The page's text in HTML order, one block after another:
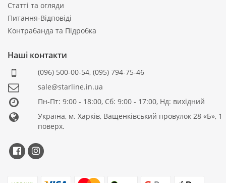
Статті та огляди
Питання-Відповіді
Контрабанда та Підробка
Наші контакти
(096) 500-00-54, (095) 794-75-46
sale@starline.in.ua
Пн-Пт: 9:00 - 18:00, Сб: 9:00 - 17:00, Нд: вихідний
Україна, м. Харків, Ващенківський провулок 28 «Б», 1
поверх.